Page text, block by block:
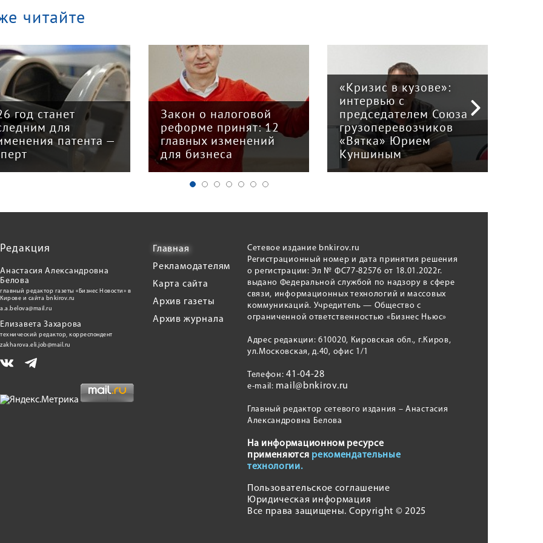
читайте
год станет
для
патента —
Закон о налоговой
реформе принят: 12
главных изменений
для бизнеса
«Кризис в кузове»:
интервью с
председателем Союза
грузоперевозчиков
«Вятка» Юрием
Куншиным
Редакция
Анастасия Александровна
Белова
главный редактор газеты «Бизнес Новости» в
Кирове и сайта bnkirov.ru
a.a.belova@mail.ru
Елизавета Захарова
технический редактор, корреспондент
zakharova.eli.job@mail.ru
Главная
Рекламодателям
Карта сайта
Архив газеты
Архив журнала
Сетевое издание bnkirov.ru
Регистрационный номер и дата принятия решения
о регистрации: Эл № ФС77-82576 от 18.01.2022г.
выдано Федеральной службой по надзору в сфере
связи, информационных технологий и массовых
коммуникаций. Учредитель — Общество с
ограниченной ответственностью «Бизнес Ньюс»
Адрес редакции: 610020, Кировская обл., г.Киров,
ул.Московская, д.40, офис 1/1
Телефон:41-04-28
e-mail: mail@bnkirov.ru
Главный редактор сетевого издания – Анастасия
Александровна Белова
На информационном ресурсе
применяются рекомендательные
технологии.
Пользовательское соглашение
Юридическая информация
Все права защищены. Copyright © 2025